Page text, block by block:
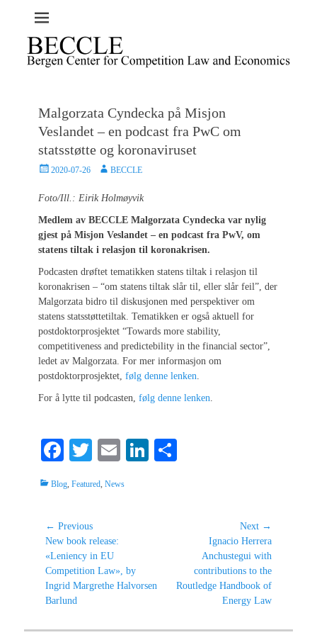
Malgorzata Cyndecka på Misjon
Veslandet – en podcast fra PwC om
statsstøtte og koronaviruset
Posted2020-07-26 AuthorBECCLE
Foto/Ill.: Eirik Holmøyvik
Medlem av BECCLE Malgorzata Cyndecka var nylig
gjest på Misjon Veslandet – en podcast fra PwV, om
statens tiltak i relasjon til koronakrisen.
Podcasten drøftet tematikken statens tiltak i relasjon til
koronakrisen – “om statens tiltak slår til, eller slår feil”, der
Malgorzata bidro til diskusjonen med perspektiver om
statens statsstøttetiltak. Tematikken er også aktuell for
postdoktorprosjektet “Towards more stability,
competitiveness and predictebility in the financial sector”,
ledet av Malgorzata. For mer informasjon om
postdoktorprosjektet, følg denne lenken
For å lytte til podcasten, følg denne lenken
Fa
bo
ok
T
tte
r
E
ail
Li
Categories
Blog Featured News
Post
navigation
← Previous
Previous
post:
New book release:
«Leniency in EU
Competition Law», by
Ingrid Margrethe Halvorsen
Barlund
Next →
Ignacio Herrera
Anchustegui with
contributions to the
Routledge Handbook of
Energy Law